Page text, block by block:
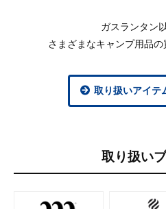
ガスランタン
さまざまなキャンプ用品の
取り扱いアイテ
取り扱い